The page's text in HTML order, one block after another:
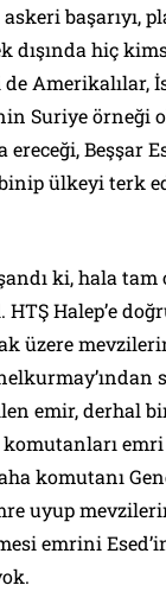
başarıyı,
dışında hiç
Amerikalılar,
Suriye örneği
Beşşar
ülkeyi terk
ki, hala tam
Halep’e
üzere
emir, derhal
komutanı
uyup
emrini